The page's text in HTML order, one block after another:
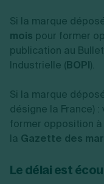
Si la marque
mois pour former
publication au
Industrielle (BOPI).
Si la marque
désigne la France)
former opposition
la Gazette des
Le délai est